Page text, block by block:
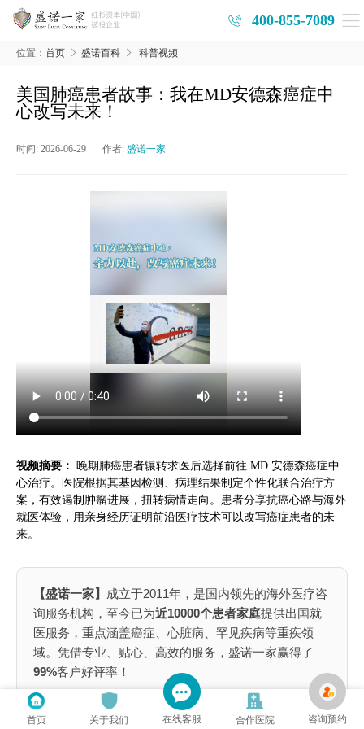
400-855-7089
位置： 首页 盛诺百科 科普视频
美国肺癌患者故事：我在MD安德森癌症中
心改写未来！
时间: 2026-06-29 作者: 盛诺一家
视频摘要： 晚期肺癌患者辗转求医后选择前往 MD 安德森癌症中
心治疗。医院根据其基因检测、病理结果制定个性化联合治疗方
案，有效遏制肿瘤进展，扭转病情走向。患者分享抗癌心路与海外
就医体验，用亲身经历证明前沿医疗技术可以改写癌症患者的未
来。
【盛诺一家】
成立于2011年，是国内领先的海外医疗咨
询服务机构，至今已为近10000个患者家庭提供出国就
医服务，重点涵盖癌症、心脏病、罕见疾病等重疾领
域。凭借专业、贴心、高效的服务，盛诺一家赢得了
99%客户好评率！
📌为什么出国就医患者选择盛诺一家？
全球就医： 覆盖中、美、英、日 1000家医院网络 ，不局
首页 关于我们 在线客服 合作医院 咨询预约